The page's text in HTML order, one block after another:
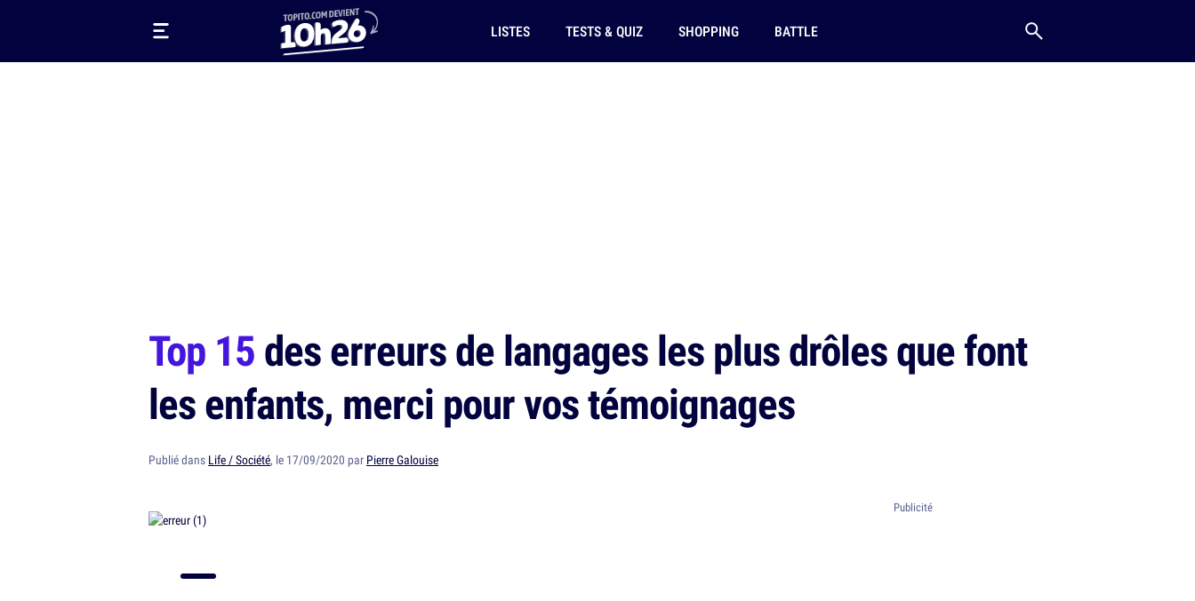
LISTES TESTS & QUIZ SHOPPING BATTLE
Top 15des erreurs de langages les plus drôles que font
les enfants, merci pour vos témoignages
Publié dans Life / Société, le 17/09/2020 par Pierre Galouise